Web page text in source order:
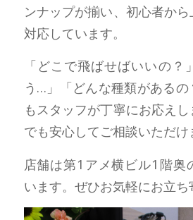
ンナップが揃い、初心者から
対応しています。
「どこで飛ばせばいいの？
う…」「どんな種類がある
もスタッフが丁寧にお応え
でも安心してご相談いただけ
店舗は第1アメ横ビル1階奥
います。ぜひお気軽にお立ち